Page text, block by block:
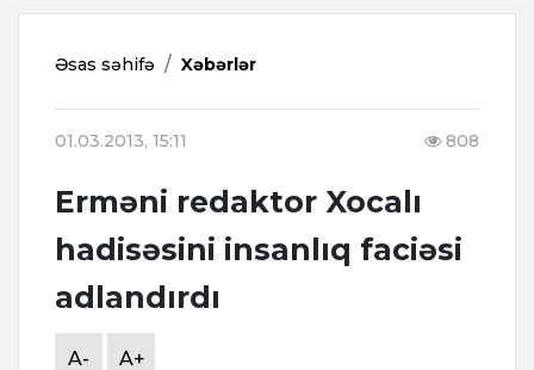
Əsas səhifə Xəbərlər
01.03.2013, 15:11 808
Erməni redaktor Xocalı
hadisəsini insanlıq faciəsi
adlandırdı
A- A+